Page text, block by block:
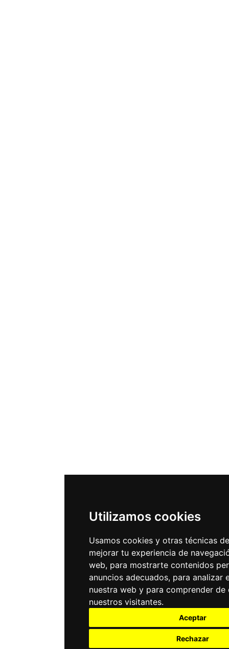
Utilizamos cookies
Usamos cookies y otras técnicas
mejorar tu experiencia de
web, para mostrarte contenidos
anuncios adecuados, para analizar
nuestra web y para comprender de
nuestros visitantes.
Aceptar
Rechazar